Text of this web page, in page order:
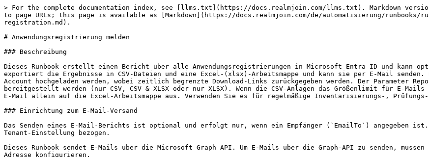
> For the complete documentation index, see [llms.txt](https://docs.realmjoin.com/llms.txt). Markdown
to page URLs; this page is available as [Markdown](https://docs.realmjoin.com/de/automatisierung/
registration.md).
# Anwendungsregistrierung melden
### Beschreibung
Dieses Runbook erstellt einen Bericht über alle Anwendungsregistrierungen in Microsoft Entra ID und kann
exportiert die Ergebnisse in CSV-Dateien und eine Excel-(xlsx)-Arbeitsmappe und kann sie per E-Mail
Account hochgeladen werden, wobei zeitlich begrenzte Download-Links zurückgegeben werden. Der Parameter
bereitgestellt werden (nur CSV, CSV & XLSX oder nur XLSX). Wenn die CSV-Anlagen das Größenlimit für E-
E-Mail allein auf die Excel-Arbeitsmappe aus. Verwenden Sie es für regelmäßige Inventarisierungs-, Prüfungs-
### Einrichtung zum E-Mail-Versand
Das Senden eines E-Mail-Berichts ist optional und erfolgt nur, wenn ein Empfänger (`EmailTo`) angegeben ist.
Tenant-Einstellung bezogen.
Dieses Runbook sendet E-Mails über die Microsoft Graph API. Um E-Mails über die Graph-API zu senden,
Adresse konfigurieren.